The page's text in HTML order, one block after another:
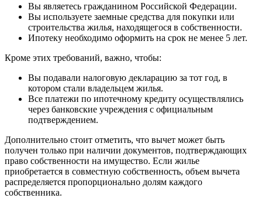
Вы являетесь гражданином Российской Федерации.
Вы используете заемные средства для покупки или
строительства жилья, находящегося в собственности.
Ипотеку необходимо оформить на срок не менее 5 лет.
Кроме этих требований, важно, чтобы:
Вы подавали налоговую декларацию за тот год, в
котором стали владельцем жилья.
Все платежи по ипотечному кредиту осуществлялись
через банковские учреждения с официальным
подтверждением.
Дополнительно стоит отметить, что вычет может быть
получен только при наличии документов, подтверждающих
право собственности на имущество. Если жилье
приобретается в совместную собственность, объем вычета
распределяется пропорционально долям каждого
собственника.